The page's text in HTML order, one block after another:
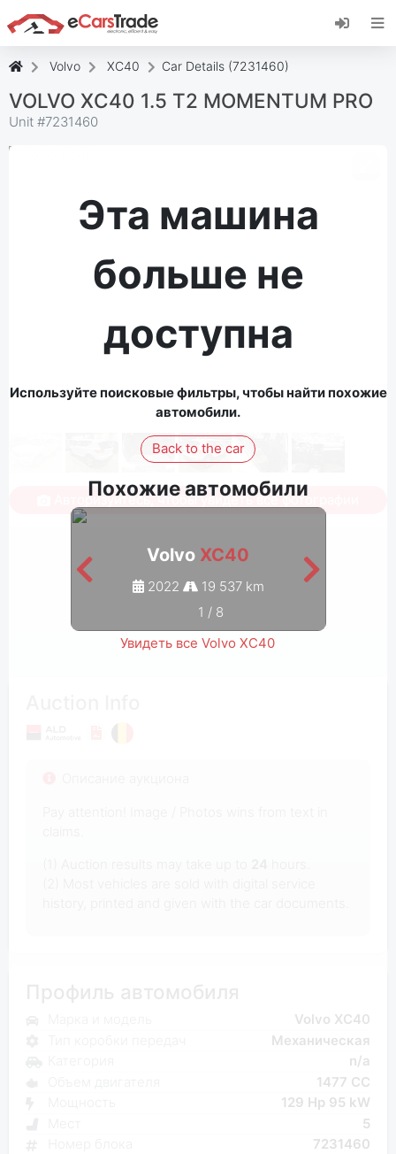
Установите веб-приложение eCarsTrade,
добавьте его на главный экран и получайте
Volvo XC40 Car Details (7231460)
VOLVO XC40 1.5 T2 MOMENTUM PRO
Unit #7231460
Эта машина
больше не
доступна
Используйте поисковые фильтры, чтобы найти похожие
автомобили.
Back to the car
Похожие автомобили
Volvo XC40
2022
19 537 km
1 / 8
Увидеть все Volvo XC40
Авторизуйтесь, чтобы увидеть все фотографии
Volvo XC40
Механическая
n/a
1477 CC
129 Hp 95 kW
5
7231460